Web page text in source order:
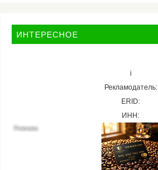
ИНТЕРЕСНОЕ
i
Рекламодатель:
ERID:
ИНН: